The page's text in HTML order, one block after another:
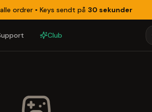
ordrer • Keys sendt på 30 sekunder
Club